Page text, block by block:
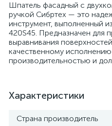
Шпатель фасадный с
ручкой Сибртех — это
инструмент, выполненный
420S45. Предназначен для
выравнивания
качественному
производительностью и
Характеристики
Страна производитель